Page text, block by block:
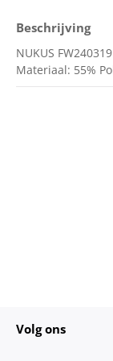
Beschrijving
NUKUS
Materiaal: 55%
Volg ons